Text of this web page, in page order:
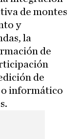
de montes
y
la
de
de
informático